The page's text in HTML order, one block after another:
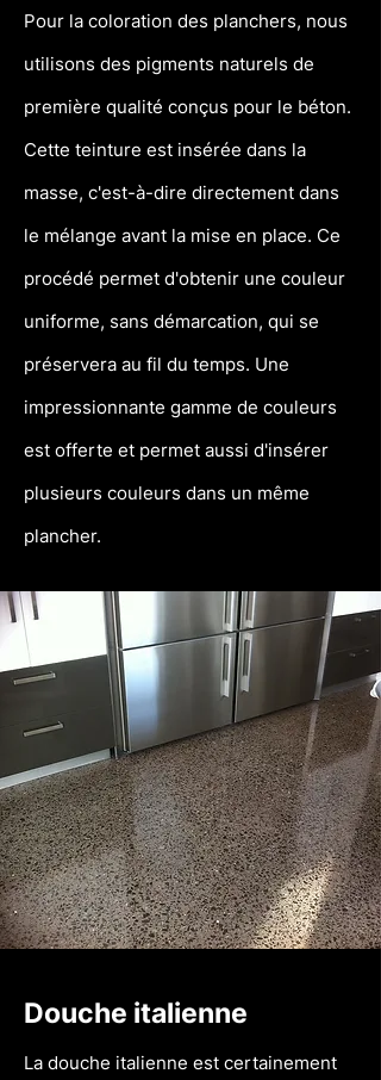
Pour la coloration des planchers, nous
utilisons des pigments naturels de
première qualité conçus pour le béton.
Cette teinture est insérée dans la
masse, c'est-à-dire directement dans
le mélange avant la mise en place. Ce
procédé permet d'obtenir une couleur
uniforme, sans démarcation, qui se
préservera au fil du temps. Une
impressionnante gamme de couleurs
est offerte et permet aussi d'insérer
plusieurs couleurs dans un même
plancher.
Douche italienne
La douche italienne est certainement